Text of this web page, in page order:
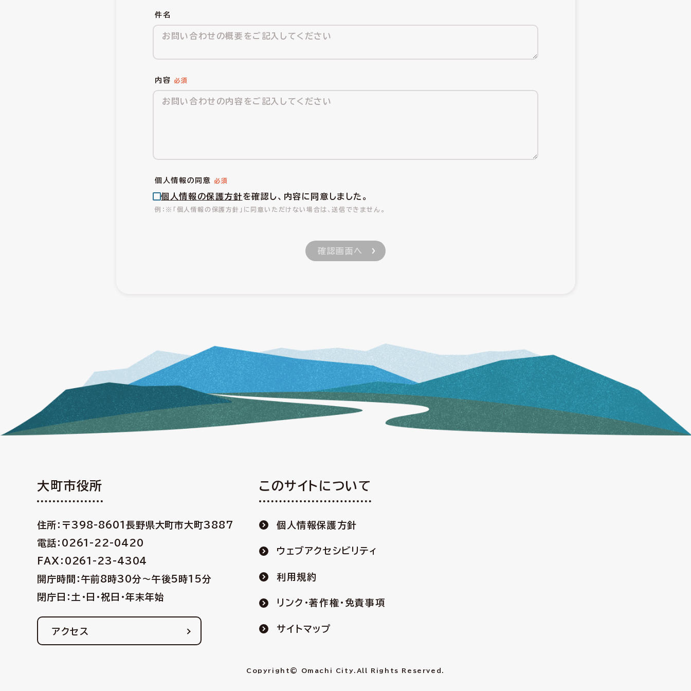
件名
内容
個人情報の同意
個人情報の保護方針を確認し、内容に同意しました。
※「個人情報の保護方針」に同意いただけない場合は、送信できません。
大町市役所
住所：〒398-8601 長野県大町市大町3887
電話：0261-22-0420
FAX：0261-23-4304
開庁時間：午前8時30分〜午後5時15分
閉庁日：土・日・祝日・年末年始
アクセス
このサイトについて
個人情報保護方針
ウェブアクセシビリティ
利用規約
リンク・著作権・免責事項
サイトマップ
Copyright© Omachi City. All Rights Reserved.